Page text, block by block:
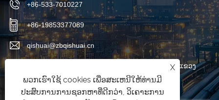
+86-533-7010227
+86-19853377089
qishuai@zbqishuai.cn
ສວນອຸດສາຫະ ກຳ Phoenix, ເມືອງ Linzi, ເມືອງ Zibo, ແຂວງ
Shandong, ຈີນ
X
ພວກເຮົາໃຊ້ cookies ເພື່ອສະເຫນີໃຫ້ທ່ານມີ
ປະສົບການການຊອກຫາທີ່ດີກວ່າ, ວິເຄາະການ